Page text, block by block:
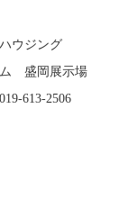
ウジング
盛岡展示場
613-2506